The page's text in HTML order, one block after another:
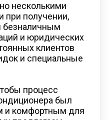
несколькими
при получении,
безналичным
и юридических
клиентов
и специальные
процесс
был
и комфортным для